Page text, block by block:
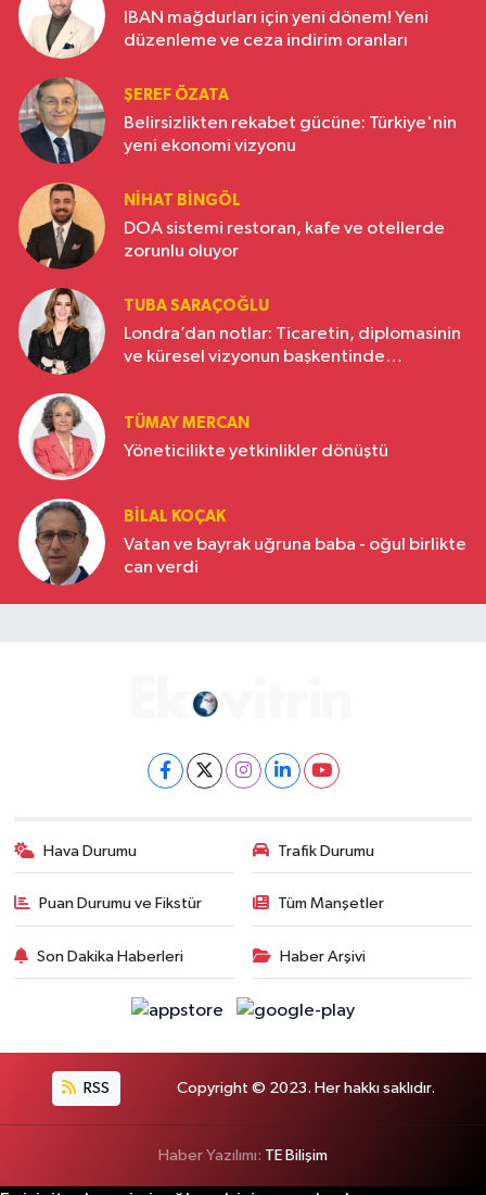
IBAN mağdurları için yeni dönem! Yeni
düzenleme ve ceza indirim oranları
ŞEREF ÖZATA
Belirsizlikten rekabet gücüne: Türkiye'nin
yeni ekonomi vizyonu
NIHAT BINGÖL
DOA sistemi restoran, kafe ve otellerde
zorunlu oluyor
TUBA SARAÇOĞLU
Londra’dan notlar: Ticaretin, diplomasinin
ve küresel vizyonun başkentinde
TÜMAY MERCAN
Yöneticilikte yetkinlikler dönüştü
BILAL KOÇAK
Vatan ve bayrak uğruna baba - oğul birlikte
can verdi
Hava Durumu Trafik Durumu
Puan Durumu ve Fikstür Tüm Manşetler
Son Dakika Haberleri Haber Arşivi
RSS Copyright © 2023. Her hakkı saklıdır.
Haber Yazılımı: TE Bilişim